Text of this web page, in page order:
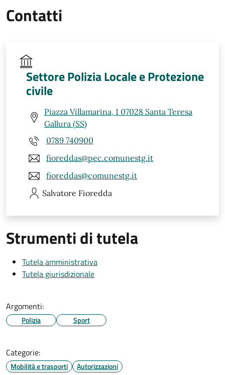
Contatti
Settore Polizia Locale e Protezione
civile
Piazza Villamarina, 1 07028 Santa Teresa
Gallura (SS)
0789 740900
fioreddas@pec.comunestg.it
fioreddas@comunestg.it
Salvatore Fioredda
Strumenti di tutela
Tutela amministrativa
Tutela giurisdizionale
Argomenti:
Polizia Sport
Categorie:
Mobilità e trasporti Autorizzazioni